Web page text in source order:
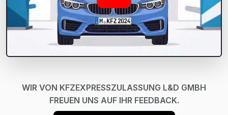
WIR VON KFZEXPRESSZULASSUNG L&D GMBH
FREUEN UNS AUF IHR FEEDBACK.